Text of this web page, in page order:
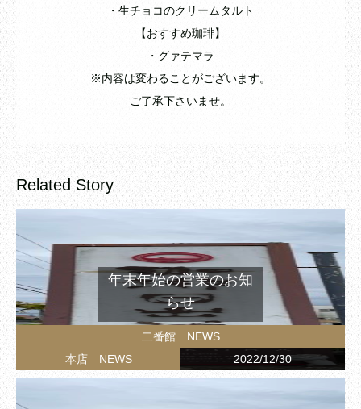
・生チョコのクリームタルト
【おすすめ珈琲】
・グァテマラ
※内容は変わることがございます。
ご了承下さいませ。
Related Story
二番館 NEWS
本店 NEWS
2022/12/30
年末年始の営業のお知
らせ